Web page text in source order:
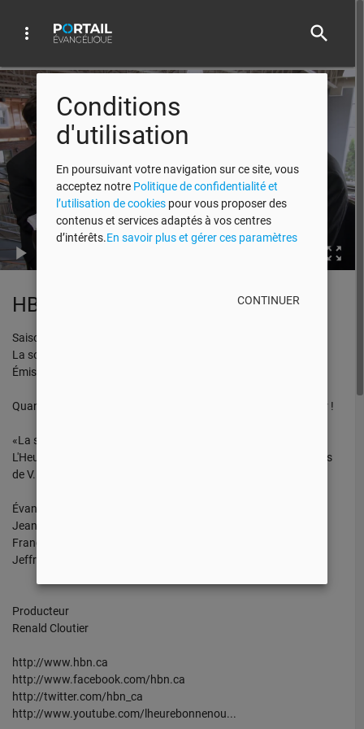
more_vert search
Video Player
HBN 2015 EP 09
Saison 2015
La solution vient d'ailleurs
Émission No.09
Quand on a complètement détruit sa vie, il y a encore de l’espoir !
«La solution vient d'ailleurs»
L'Heure de la Bonne Nouvelle les dimanches 12h30 sur les ondes
de V.
Évangélistes
Jean-Pierre Cloutier
François Fréchette
Jeffrey Laurin
Producteur
Renald Cloutier
http://www.hbn.ca
http://www.facebook.com/hbn.ca
http://twitter.com/hbn_ca
http://www.youtube.com/lheurebonnenou...
Conditions
d'utilisation
En poursuivant votre navigation sur ce site, vous
acceptez notre Politique de confidentialité et
l’utilisation de cookiespour vous proposer des
contenus et services adaptés à vos centres
d’intérêts.En savoir plus et gérer ces paramètres
CONTINUER